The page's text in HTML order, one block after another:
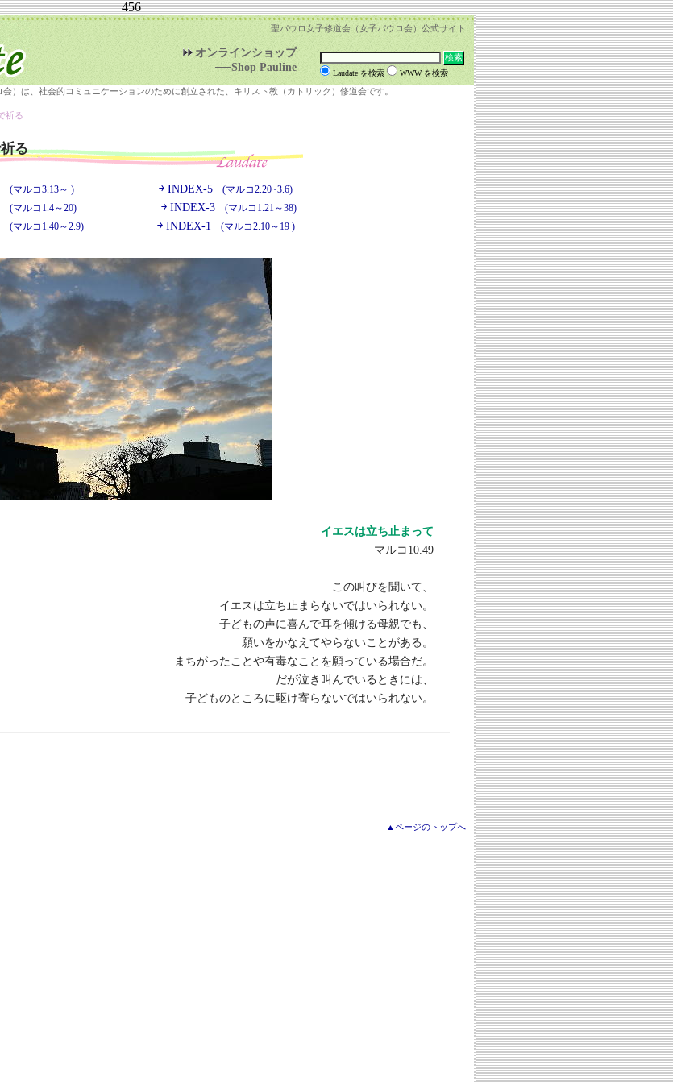
456
聖パウロ女子修道会（女子パウロ会）公式サイト
オンラインショップ
──Shop Pauline
Laudate を検索 WWW を検索
）は、社会的コミュニケーションのために創立された、キリスト教（カトリック）修道会です。
祈る
る
(マルコ3.13～ ) ￫ INDEX-5 (マルコ2.20~3.6)
(マルコ1.4～20) ￫ INDEX-3 (マルコ1.21～38)
(マルコ1.40～2.9) ￫ INDEX-1 (マルコ2.10～19 )
イエスは立ち止まって
マルコ10.49
この叫びを聞いて、
イエスは立ち止まらないではいられない。
子どもの声に喜んで耳を傾ける母親でも、
願いをかなえてやらないことがある。
まちがったことや有毒なことを願っている場合だ。
だが泣き叫んでいるときには、
子どものところに駆け寄らないではいられない。
▲ページのトップへ